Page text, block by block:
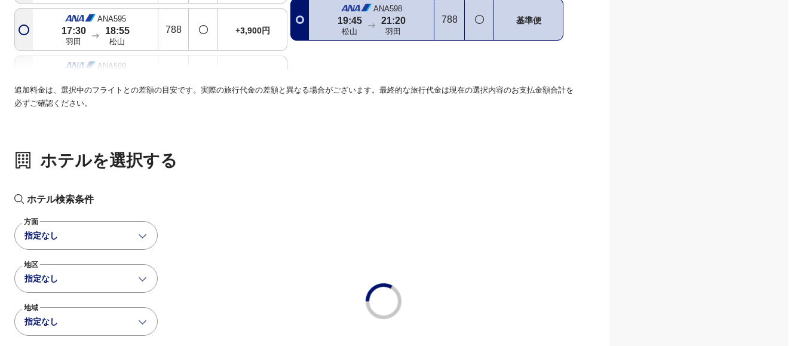
ANA595
17:30
羽田
18:55
松山
788 +3,900円
ANA599
羽田 松山
ANA598
19:45
松山
21:20
羽田
788 基準便
追加料金は、選択中のフライトとの差額の目安です。実際の旅行代金の差額と異なる場合がございます。最終的な旅行代金は現在の選択内容のお支払金額合計を
必ずご確認ください。
ホテルを選択する
ホテル検索条件
方面
指定なし
地区
指定なし
地域
指定なし